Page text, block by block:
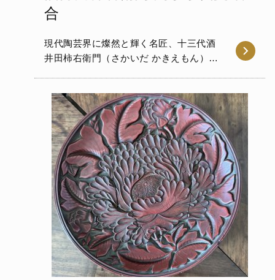
合
現代陶芸界に燦然と輝く名匠、十三代酒
井田柿右衛門（さかいだ かきえもん）に